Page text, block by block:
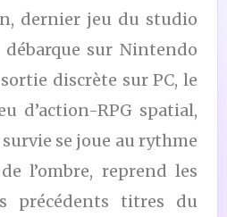
dernier jeu du studio
débarque sur Nintendo
discrète sur PC, le
d’action-RPG spatial,
se joue au rythme
l’ombre, reprend les
précédents titres du